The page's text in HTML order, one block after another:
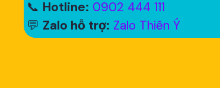
📞 Hotline: 0902 444 111
💬 Zalo hỗ trợ: Zalo Thiên Ý